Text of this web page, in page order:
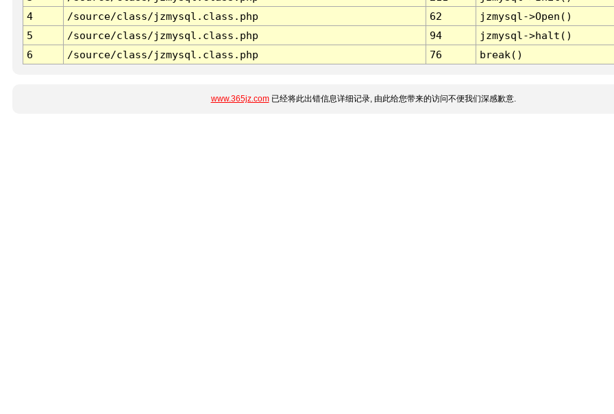
4
/source/class/jzmysql.class.php 62
jzmysql->Open()
5
/source/class/jzmysql.class.php 94
jzmysql->halt()
6
/source/class/jzmysql.class.php 76 break()
www.365jz.com已经将此出错信息详细记录, 由此给您带来的访问不便我们深感歉意.